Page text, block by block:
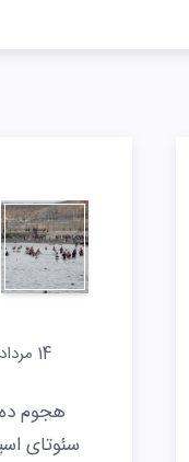
14 مرداد 1405
هجوم
سئوتای